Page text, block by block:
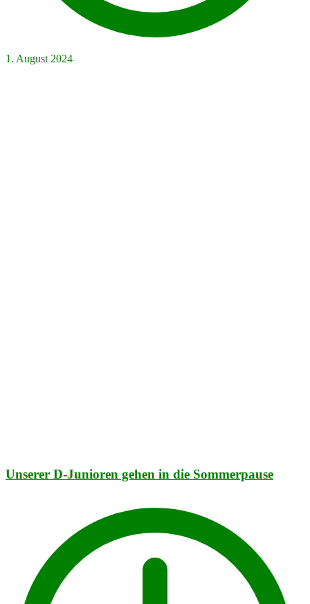
1. August 2024
Unserer D-Junioren gehen in die Sommerpause